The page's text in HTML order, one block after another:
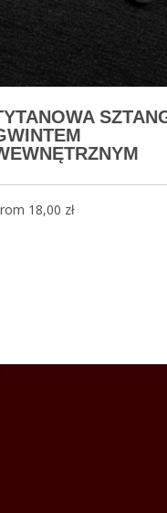
18,00 zł